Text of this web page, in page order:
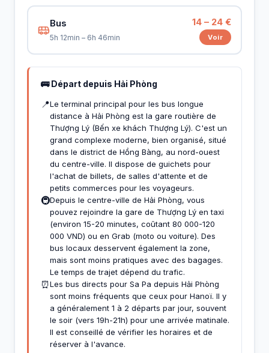
Bus
5h 12min – 6h 46min
14 – 24 €
Voir
🚌 Départ depuis Hải Phòng
📍Le terminal principal pour les bus longue
distance à Hải Phòng est la gare routière de
Thượng Lý (Bến xe khách Thượng Lý). C'est un
grand complexe moderne, bien organisé, situé
dans le district de Hồng Bàng, au nord-ouest
du centre-ville. Il dispose de guichets pour
l'achat de billets, de salles d'attente et de
petits commerces pour les voyageurs.
🚇Depuis le centre-ville de Hải Phòng, vous
pouvez rejoindre la gare de Thượng Lý en taxi
(environ 15-20 minutes, coûtant 80 000-120
000 VND) ou en Grab (moto ou voiture). Des
bus locaux desservent également la zone,
mais sont moins pratiques avec des bagages.
Le temps de trajet dépend du trafic.
⏰Les bus directs pour Sa Pa depuis Hải Phòng
sont moins fréquents que ceux pour Hanoï. Il y
a généralement 1 à 2 départs par jour, souvent
le soir (vers 19h-21h) pour une arrivée matinale.
Il est conseillé de vérifier les horaires et de
réserver à l'avance.